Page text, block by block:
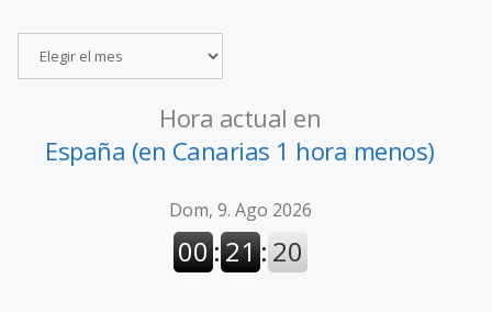
Hora actual en
España (en Canarias 1 hora menos)